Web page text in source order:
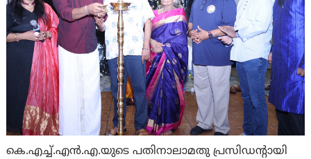
കെ.എച്ച്.എൻ.എ.യുടെ പതിനാലാമതു പ്രസിഡന്റായി